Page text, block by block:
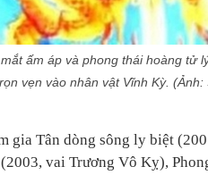
ấm áp và phong thái hoàng tử
vẹn vào nhân vật Vĩnh Kỳ. (Ảnh:
gia Tân dòng sông ly biệt
vai Trương Vô Kỵ),